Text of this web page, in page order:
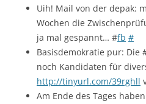
Uih! Mail von der depak:
Wochen die
ja mal gespannt… #fb #
Basisdemokratie pur: Die
noch Kandidaten für
http://tinyurl.com/39rghll
Am Ende des Tages